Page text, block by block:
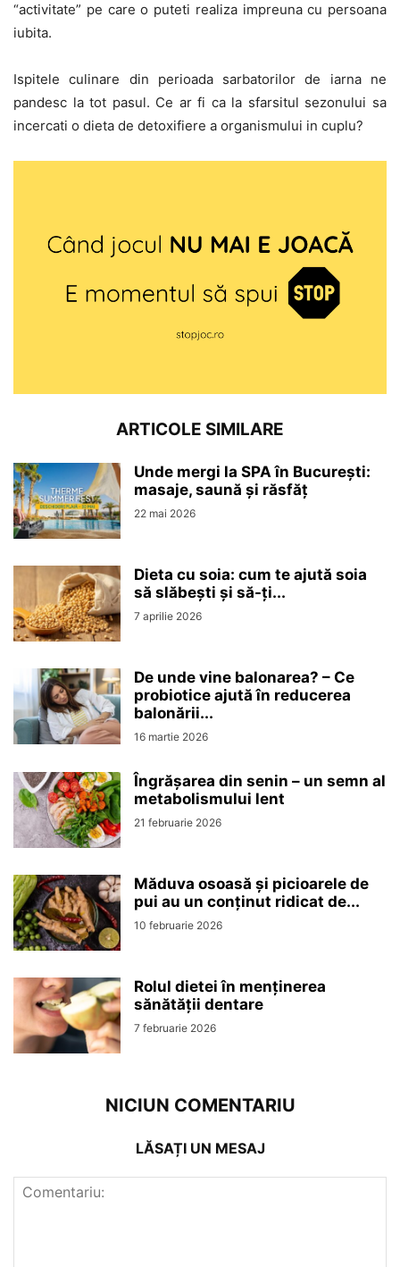
“activitate” pe care o puteti realiza impreuna cu persoana
iubita.
Ispitele culinare din perioada sarbatorilor de iarna ne
pandesc la tot pasul. Ce ar fi ca la sfarsitul sezonului sa
incercati o dieta de detoxifiere a organismului in cuplu?
ARTICOLE SIMILARE
Unde mergi la SPA în București:
masaje, saună și răsfăț
22 mai 2026
Dieta cu soia: cum te ajută soia
să slăbești și să-ți...
7 aprilie 2026
De unde vine balonarea? – Ce
probiotice ajută în reducerea
balonării...
16 martie 2026
Îngrășarea din senin – un semn al
metabolismului lent
21 februarie 2026
Măduva osoasă și picioarele de
pui au un conținut ridicat de...
10 februarie 2026
Rolul dietei în menținerea
sănătății dentare
7 februarie 2026
NICIUN COMENTARIU
LĂSAȚI UN MESAJ